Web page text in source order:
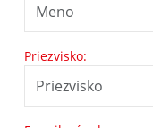
Priezvisko: